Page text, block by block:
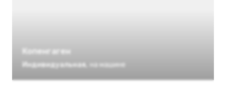
Копенгаген
Индивидуальная на машине